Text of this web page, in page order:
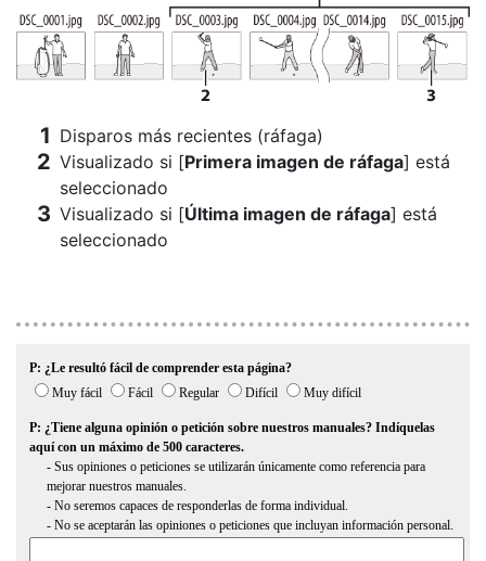
Disparos más recientes (ráfaga)
Visualizado si [Primera imagen de ráfaga] está
seleccionado
Visualizado si [Última imagen de ráfaga] está
seleccionado